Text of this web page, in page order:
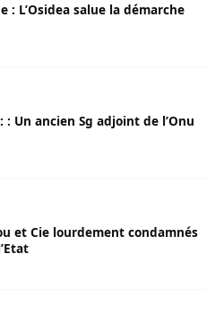
L’Osidea salue la démarche
et Cie lourdement condamnés